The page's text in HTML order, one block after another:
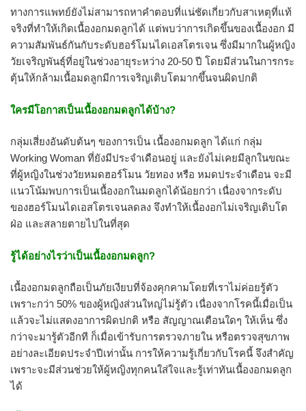
ทางการแพทย์ยังไม่สามารถหาคำตอบที่แน่ชัดเกี่ยวกับสาเหตุที่แท้
จริงที่ทำให้เกิดเนื้องอกมดลูกได้ แต่พบว่าการเกิดขึ้นของเนื้องอก มี
ความสัมพันธ์กันกับระดับฮอร์โมนไดเอสโตรเจน ซึ่งมีมากในผู้หญิง
วัยเจริญพันธุ์ที่อยู่ในช่วงอายุระหว่าง 20-50 ปี โดยมีส่วนในการกระ
ตุ้นให้กล้ามเนื้อมดลูกมีการเจริญเติบโตมากขึ้นจนผิดปกติ
ใครมีโอกาสเป็นเนื้องอกมดลูกได้บ้าง?
กลุ่มเสี่ยงอันดับต้นๆ ของการเป็น เนื้องอกมดลูก ได้แก่ กลุ่ม
Working Woman ที่ยังมีประจำเดือนอยู่ และยังไม่เคยมีลูกในขณะ
ที่ผู้หญิงในช่วงวัยหมดฮอร์โมน วัยทอง หรือ หมดประจำเดือน จะมี
แนวโน้มพบการเป็นเนื้องอกในมดลูกได้น้อยกว่า เนื่องจากระดับ
ของฮอร์โมนไดเอสโตรเจนลดลง จึงทำให้เนื้องอกไม่เจริญเติบโต
ฝ่อ และสลายตายไปในที่สุด
รู้ได้อย่างไรว่าเป็นเนื้องอกมดลูก?
เนื้องอกมดลูกถือเป็นภัยเงียบที่จ้องคุกคามโดยที่เราไม่ค่อยรู้ตัว
เพราะกว่า 50% ของผู้หญิงส่วนใหญ่ไม่รู้ตัว เนื่องจากโรคนี้เมื่อเป็น
แล้วจะไม่แสดงอาการผิดปกติ หรือ สัญญาณเตือนใดๆ ให้เห็น ซึ่ง
กว่าจะมารู้ตัวอีกที ก็เมื่อเข้ารับการตรวจภายใน หรือตรวจสุขภาพ
อย่างละเอียดประจำปีเท่านั้น การให้ความรู้เกี่ยวกับโรคนี้ จึงสำคัญ
เพราะจะมีส่วนช่วยให้ผู้หญิงทุกคนใส่ใจและรู้เท่าทันเนื้องอกมดลูก
ได้